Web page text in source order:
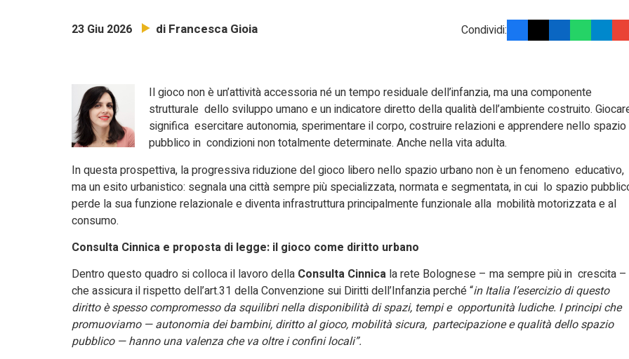
23 Giu 2026 di Francesca Gioia Condividi:
Il gioco non è un’attività accessoria né un tempo residuale dell’infanzia, ma una componente
strutturale dello sviluppo umano e un indicatore diretto della qualità dell’ambiente costruito.
significa esercitare autonomia, sperimentare il corpo, costruire relazioni e apprendere nello spazio
pubblico in condizioni non totalmente determinate. Anche nella vita adulta.
In questa prospettiva, la progressiva riduzione del gioco libero nello spazio urbano non è un fenomeno educativo,
ma un esito urbanistico: segnala una città sempre più specializzata, normata e segmentata, in cui lo spazio
perde la sua funzione relazionale e diventa infrastruttura principalmente funzionale alla mobilità motorizzata e al
consumo.
Consulta Cinnica e proposta di legge: il gioco come diritto urbano
Dentro questo quadro si colloca il lavoro della Consulta Cinnica la rete Bolognese – ma sempre più in crescita –
che assicura il rispetto dell’art.31 della Convenzione sui Diritti dell’Infanzia perché “in Italia l’esercizio di questo
diritto è spesso compromesso da squilibri nella disponibilità di spazi, tempi e opportunità ludiche. I principi che
promuoviamo — autonomia dei bambini, diritto al gioco, mobilità sicura, partecipazione e qualità dello spazio
pubblico — hanno una valenza che va oltre i confini locali”.